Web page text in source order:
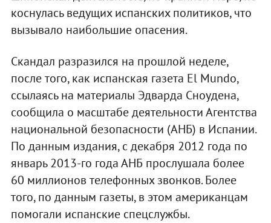
коснулась ведущих испанских политиков, что
вызывало наибольшие опасения.
Скандал разразился на прошлой неделе,
после того, как испанская газета El Mundo,
ссылаясь на материалы Эдварда Сноудена,
сообщила о масштабе деятельности Агентства
национальной безопасности (АНБ) в Испании.
По данным издания, с декабря 2012 года по
январь 2013-го года АНБ прослушала более
60 миллионов телефонных звонков. Более
того, по данным газеты, в этом американцам
помогали испанские спецслужбы.